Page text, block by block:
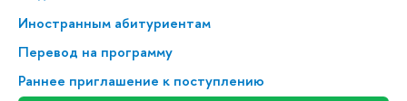
Иностранным абитуриентам
Перевод на программу
Раннее приглашение к поступлению